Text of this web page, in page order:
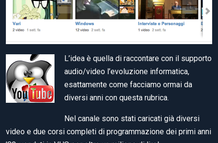
L’idea è quella di raccontare con il supporto
audio/video l’evoluzione informatica,
esattamente come facciamo ormai da
diversi anni con questa rubrica.
Nel canale sono stati caricati già diversi
video e due corsi completi di programmazione dei primi anni